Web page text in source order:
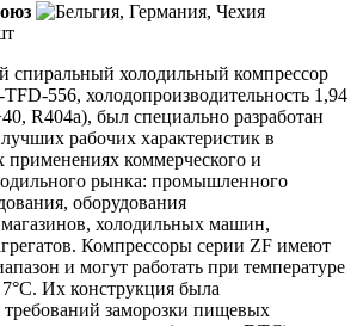
спиральный холодильный компрессор
556, холодопроизводительность 1,94
R404a), был специально разработан
рабочих характеристик в
применениях коммерческого и
рынка: промышленного
оборудования
холодильных машин,
Компрессоры серии ZF имеют
и могут работать при температуре
Их конструкция была
заморозки пищевых